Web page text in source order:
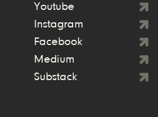
Youtube
Instagram
Facebook
Medium
Substack